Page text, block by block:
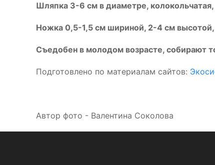
Шляпка 3-6 см в диаметре,
Ножка 0,5-1,5 см шириной, 2-4 см высотой,
Съедобен в молодом возрасте, собирают
Подготовлено по материалам сайтов:
Автор фото - Валентина Соколова